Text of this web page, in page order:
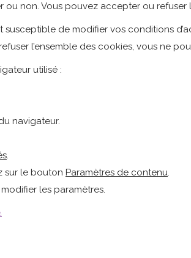
non. Vous pouvez accepter ou
de modifier vos conditions
l’ensemble des cookies, vous ne
utilisé :
navigateur.
.
sur le bouton Paramètres de contenu.
les paramètres.